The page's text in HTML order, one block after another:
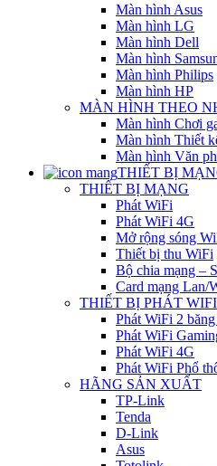
Màn hình Asus
Màn hình LG
Màn hình Dell
Màn hình
Màn hình Philips
Màn hình HP
MÀN HÌNH THEO
Màn hình Chơi
Màn hình Thiết
Màn hình Văn
THIẾT BỊ
THIẾT BỊ MẠNG
Phát WiFi
Phát WiFi 4G
Mở rộng sóng
Thiết bị thu WiFi
Bộ chia mạng –
Card mạng Lan/
THIẾT BỊ PHÁT WIFI
Phát WiFi 2 băng
Phát WiFi
Phát WiFi 4G
Phát WiFi Phổ
HÃNG SẢN XUẤT
TP-Link
Tenda
D-Link
Asus